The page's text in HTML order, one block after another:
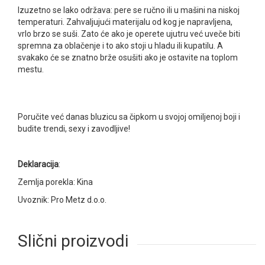
Izuzetno se lako održava: pere se ručno ili u mašini na niskoj
temperaturi. Zahvaljujući materijalu od kog je napravljena,
vrlo brzo se suši. Zato će ako je operete ujutru već uveče biti
spremna za oblačenje i to ako stoji u hladu ili kupatilu. A
svakako će se znatno brže osušiti ako je ostavite na toplom
mestu.
Poručite već danas bluzicu sa čipkom u svojoj omiljenoj boji i
budite trendi, sexy i zavodljive!
Deklaracija:
Zemlja porekla: Kina
Uvoznik: Pro Metz d.o.o.
Slični proizvodi